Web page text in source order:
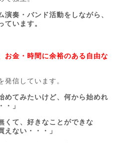
演奏・バンド活動をしながら、
ています。
お金・時間に余裕のある自由な
発信しています。
めてみたいけど、何から始めれ
・」
くて、好きなことができな
えない・・・」